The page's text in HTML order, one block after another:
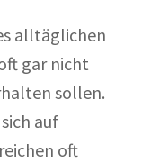
alltäglichen
gar nicht
sollen.
auf
oft